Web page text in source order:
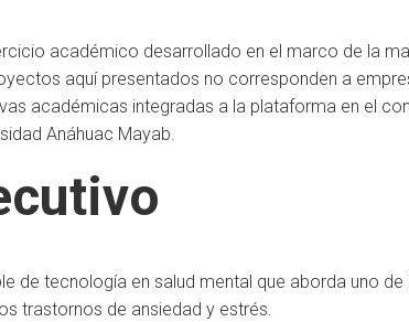
académico desarrollado en el marco de la
aquí presentados no corresponden a
académicas integradas a la plataforma en el
Anáhuac Mayab.
de tecnología en salud mental que aborda uno
trastornos de ansiedad y estrés.